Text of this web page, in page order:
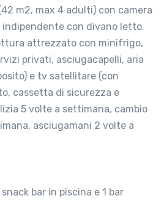
m2, max 4 adulti) con camera
con divano letto.
attrezzato con minifrigo,
privati, asciugacapelli, aria
e tv satellitare (con
cassetta di sicurezza e
5 volte a settimana, cambio
asciugamani 2 volte a
bar in piscina e 1 bar